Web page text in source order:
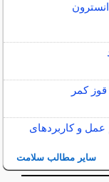
قوز کمر
عمل و کاربردهای
سایر مطالب سلامت